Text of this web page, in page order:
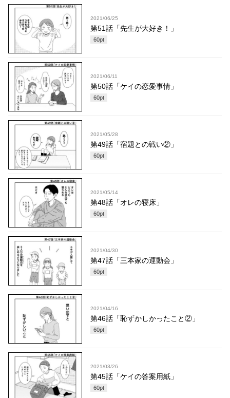
2021/06/25
第51話「先生が大好き！」
60pt
2021/06/11
第50話「ケイの恋愛事情」
60pt
2021/05/28
第49話「宿題との戦い②」
60pt
2021/05/14
第48話「オレの寝床」
60pt
2021/04/30
第47話「三本家の運動会」
60pt
2021/04/16
第46話「恥ずかしかったこと②」
60pt
2021/03/26
第45話「ケイの答案用紙」
60pt